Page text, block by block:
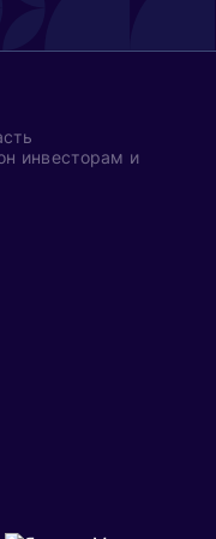
инвесторам и